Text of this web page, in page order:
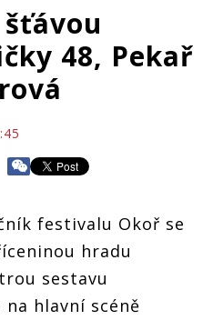
48, Pekař
festivalu Okoř se
hradu
sestavu
hlavní scéně